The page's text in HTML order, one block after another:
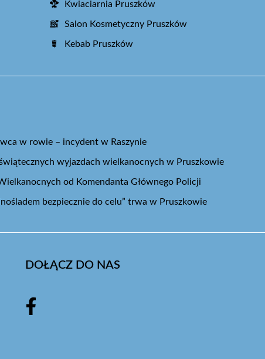
Kwiaciarnia Pruszków
Salon Kosmetyczny Pruszków
Kebab Pruszków
w rowie – incydent w Raszynie
wyjazdach wielkanocnych w Pruszkowie
od Komendanta Głównego Policji
bezpiecznie do celu” trwa w Pruszkowie
DOŁĄCZ DO NAS